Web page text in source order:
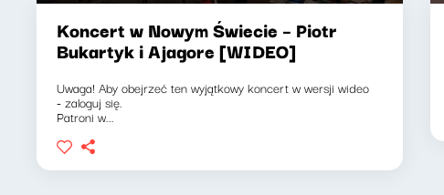
Koncert w Nowym Świecie – Piotr
Bukartyk i Ajagore [WIDEO]
Uwaga! Aby obejrzeć ten wyjątkowy koncert w wersji wideo
- zaloguj się.
Patroni w...